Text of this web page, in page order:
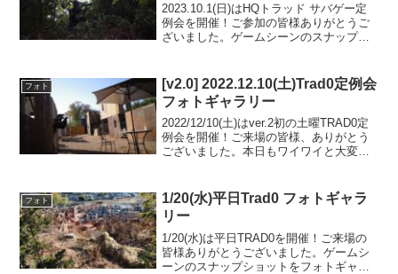
2023.10.1(日)はHQトラッド サバゲー定
例会を開催！ご参加の皆様ありがとうご
ざいました。ゲームシーンのスナップシ
お待ちしております。MAP 3.0 EARL...
フォト
[v2.0] 2022.12.10(土)Trad0定例会
フォトギャラリー
2022/12/10(土)はver.2初の土曜TRAD0定
例会を開催！ご来場の皆様、ありがとう
ございました。本日もワイワイと大変盛
したのでご覧ください。フィールドは
前...
フォト
1/20(水)平日Trad0 フォトギャラ
リー
1/20(水)は平日TRAD0を開催！ご来場の
皆様ありがとうございました。ゲームシ
ーンのスナップショットをフォトギャラ